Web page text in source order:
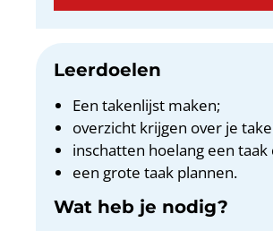
Leerdoelen
Een takenlijst maken;
overzicht krijgen over je
inschatten hoelang een
een grote taak plannen.
Wat heb je nodig?